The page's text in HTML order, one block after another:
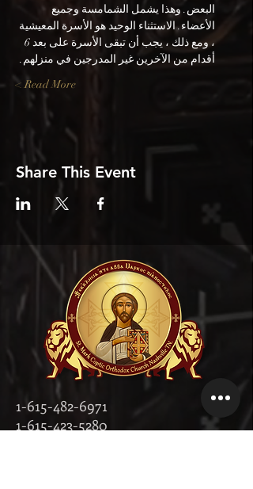
البعض. وهذا يشمل الشمامسة وجميع
الأعضاء. الاستثناء الوحيد هو الأسرة المعيشية
أقدام من الآخرين غير المدرجين في منزلهم.
Read More >
Share This Event
1-615-482-6971
1-615-423-5280